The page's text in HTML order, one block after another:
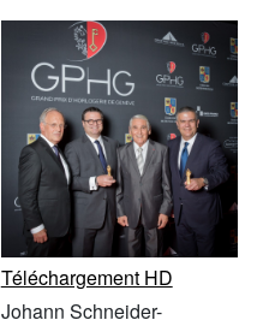
Téléchargement HD
Johann Schneider-